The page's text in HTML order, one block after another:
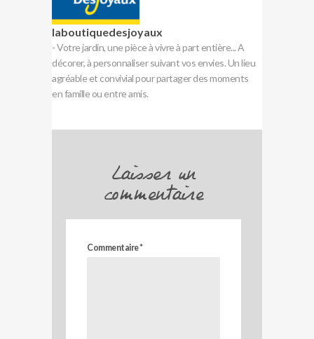
laboutiquedesjoyaux
- Votre jardin, une pièce à vivre à part entière... A
décorer, à personnaliser suivant vos envies. Un lieu
agréable et convivial pour partager des moments
en famille ou entre amis.
Laisser un
commentaire
Commentaire*